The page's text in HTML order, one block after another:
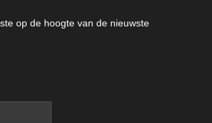
op de hoogte van de nieuwste